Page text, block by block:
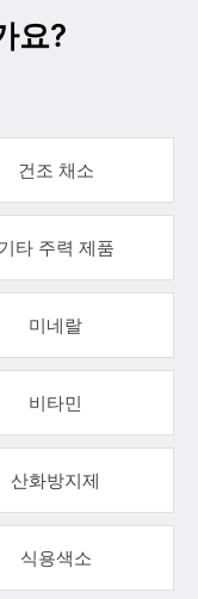
요?
건조 채소
기타 주력 제품
미네랄
비타민
산화방지제
식용색소